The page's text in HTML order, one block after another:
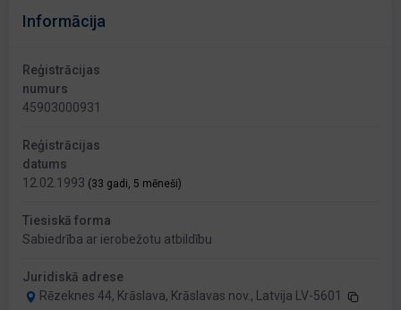
Informācija
Reģistrācijas
numurs
45903000931
Reģistrācijas
datums
12.02.1993 (33 gadi, 5 mēneši)
Tiesiskā forma
Sabiedrība ar ierobežotu atbildību
Juridiskā adrese
Rēzeknes 44, Krāslava, Krāslavas nov., Latvija LV-5601